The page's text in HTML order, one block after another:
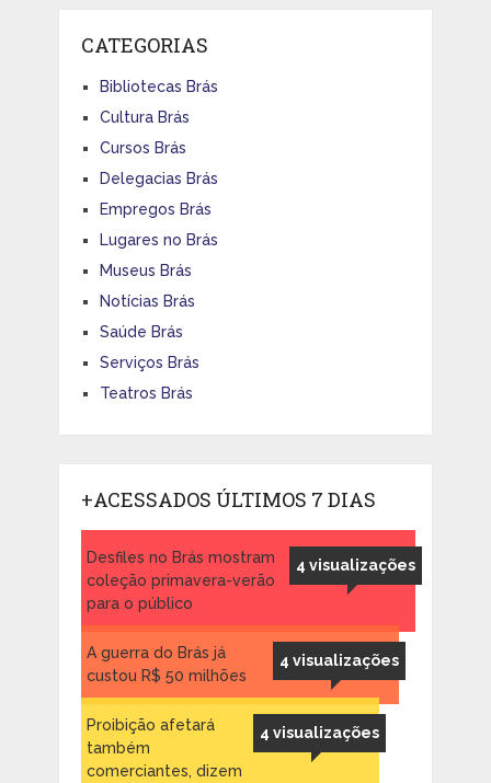
CATEGORIAS
Bibliotecas Brás
Cultura Brás
Cursos Brás
Delegacias Brás
Empregos Brás
Lugares no Brás
Museus Brás
Notícias Brás
Saúde Brás
Serviços Brás
Teatros Brás
+ACESSADOS ÚLTIMOS 7 DIAS
4 visualizações
Desfiles no Brás mostram
coleção primavera-verão
para o público
4 visualizações
A guerra do Brás já
custou R$ 50 milhões
4 visualizações
Proibição afetará
também
comerciantes, dizem